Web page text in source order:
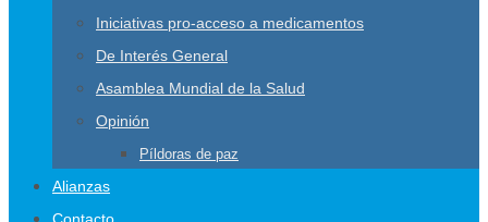
Iniciativas pro-acceso a medicamentos
De Interés General
Asamblea Mundial de la Salud
Opinión
Píldoras de paz
Alianzas